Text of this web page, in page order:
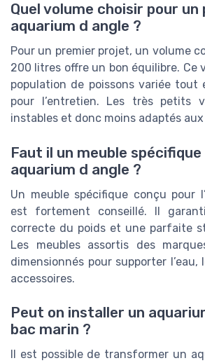
Quel volume choisir pour un
aquarium d angle ?
Pour un premier projet, un volume
200 litres offre un bon équilibre. Ce
population de poissons variée tout
pour l’entretien. Les très petits
instables et donc moins adaptés
Faut il un meuble spécifique
aquarium d angle ?
Un meuble spécifique conçu pour
est fortement conseillé. Il
correcte du poids et une parfaite
Les meubles assortis des
dimensionnés pour supporter
accessoires.
Peut on installer un
bac marin ?
Il est possible de transformer un